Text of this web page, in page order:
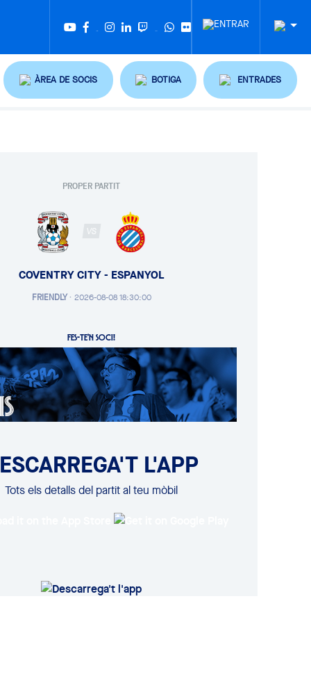
ÀREA DE SOCIS BOTIGA ENTRADES
PROPER PARTIT
VS
COVENTRY CITY - ESPANYOL
FRIENDLY· 2026-08-08 18:30:00
FES-TE'N SOCI!
L'APP
Tots els detalls del partit al teu mòbil